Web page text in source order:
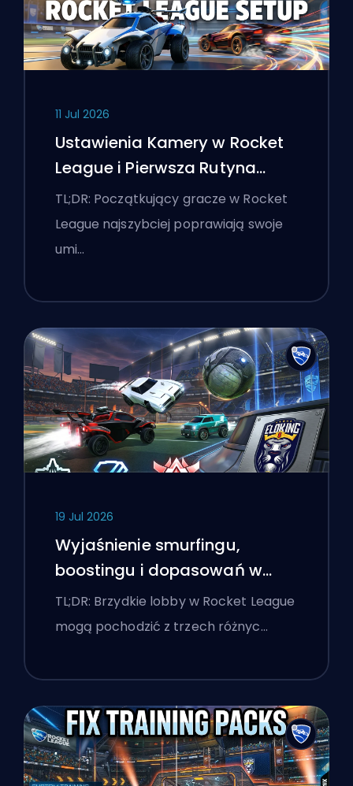
11 Jul 2026
Ustawienia Kamery w Rocket
League i Pierwsza Rutyna
Treningowa
TL;DR: Początkujący gracze w Rocket
League najszybciej poprawiają swoje
umi…
19 Jul 2026
Wyjaśnienie smurfingu,
boostingu i dopasowań w
Rocket League
TL;DR: Brzydkie lobby w Rocket League
mogą pochodzić z trzech różnyc…